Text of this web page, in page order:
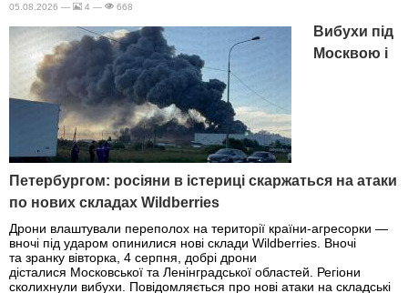
05.08.2026 — 4 — 668
Вибухи під
Москвою і
Петербургом: росіяни в істериці скаржаться на атаки
по нових складах Wildberries
Дрони влаштували переполох на території країни-агресорки —
вночі під ударом опинилися нові склади Wildberries. Вночі
та зранку вівторка, 4 серпня, добрі дрони
дісталися Московської та Ленінградської областей. Регіони
сколихнули вибухи. Повідомляється про нові атаки на складські